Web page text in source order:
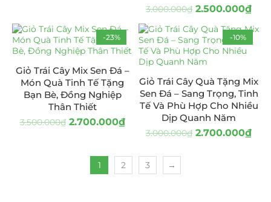
3.000.000₫ 2.500.000₫
-23%
Giỏ Trái Cây Mix Sen Đá –
Món Quà Tinh Tế Tặng
Bạn Bè, Đồng Nghiệp
Thân Thiết
3.500.000₫ 2.700.000₫
-10%
Giỏ Trái Cây Quà Tặng Mix
Sen Đá – Sang Trọng, Tinh
Tế Và Phù Hợp Cho Nhiều
Dịp Quanh Năm
3.000.000₫ 2.700.000₫
1 2 3 →